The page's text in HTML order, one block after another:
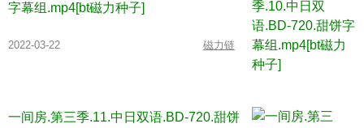
字幕组.mp4[bt磁力种子]
2022-03-22 磁力链
一间房.第三季.11.中日双语.BD-720.甜饼